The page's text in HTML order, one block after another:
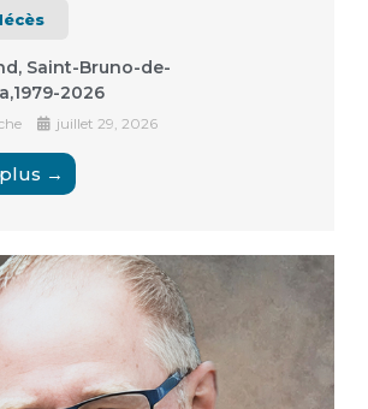
Saint-Bruno-de-
2026
juillet 29, 2026
→